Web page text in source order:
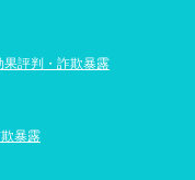
評判・詐欺暴露
暴露